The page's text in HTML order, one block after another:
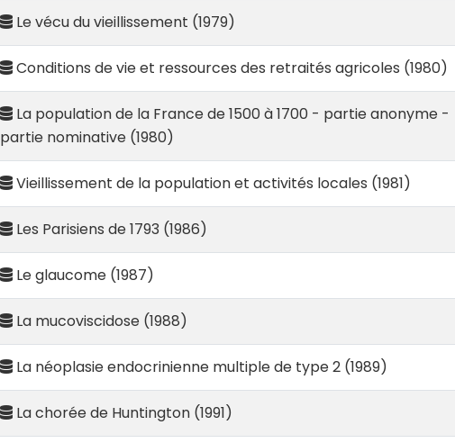
Le vécu du vieillissement (1979)
Conditions de vie et ressources des retraités agricoles (1980)
La population de la France de 1500 à 1700 - partie anonyme -
partie nominative (1980)
Vieillissement de la population et activités locales (1981)
Les Parisiens de 1793 (1986)
Le glaucome (1987)
La mucoviscidose (1988)
La néoplasie endocrinienne multiple de type 2 (1989)
La chorée de Huntington (1991)